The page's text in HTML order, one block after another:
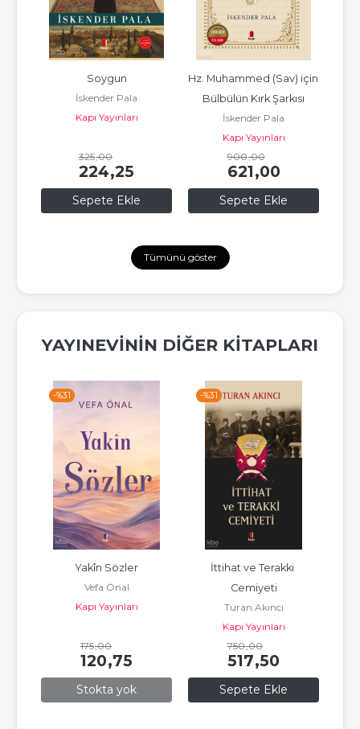
Sepete Ekle
Soygun
İskender Pala
Kapı Yayınları
325,00
224,25
Sepete Ekle
Hz. Muhammed (Sav) için
Bülbülün Kırk Şarkısı
İskender Pala
Kapı Yayınları
900,00
621,00
Tümünü göster
YAYINEVININ DIĞER KITAPLARI
-%31
Stokta yok
Yakîn Sözler
Vefa Önal
Kapı Yayınları
175,00
120,75
-%31
Sepete Ekle
İttihat ve Terakki
Cemiyeti
Turan Akıncı
Kapı Yayınları
750,00
517,50